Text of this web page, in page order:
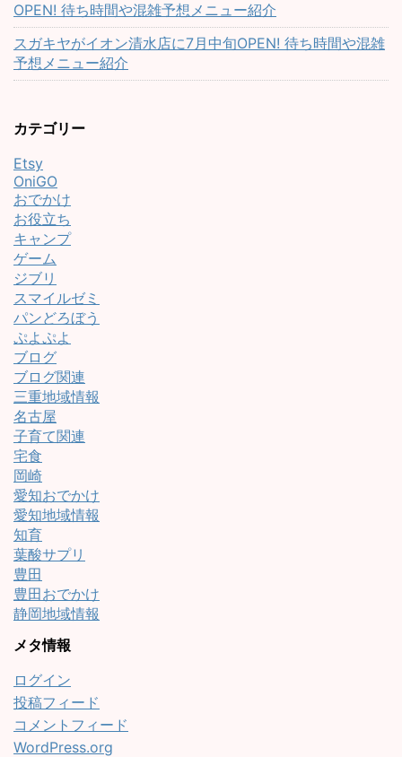
OPEN! 待ち時間や混雑予想メニュー紹介
スガキヤがイオン清水店に7月中旬OPEN! 待ち時間や混雑
予想メニュー紹介
カテゴリー
Etsy
OniGO
おでかけ
お役立ち
キャンプ
ゲーム
ジブリ
スマイルゼミ
パンどろぼう
ぷよぷよ
ブログ
ブログ関連
三重地域情報
名古屋
子育て関連
宅食
岡崎
愛知おでかけ
愛知地域情報
知育
葉酸サプリ
豊田
豊田おでかけ
静岡地域情報
メタ情報
ログイン
投稿フィード
コメントフィード
WordPress.org